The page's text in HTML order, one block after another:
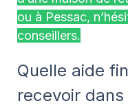
ou à Pessac,
conseillers.
Quelle aide
recevoir